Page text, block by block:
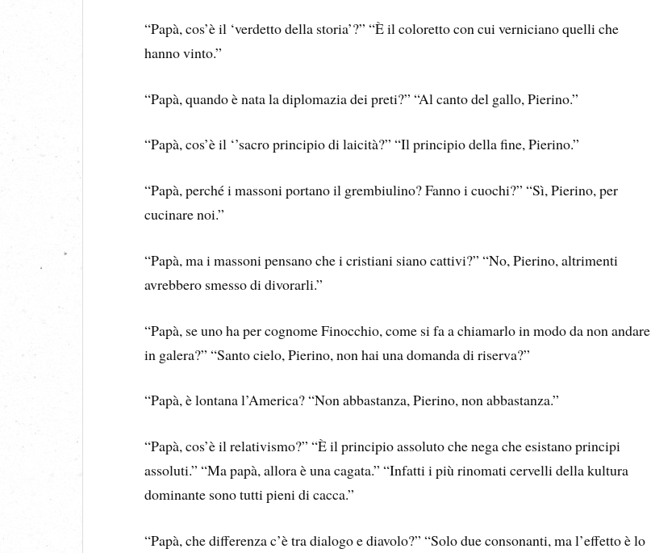
“Papà, cos’è il ‘verdetto della storia’?” “È il coloretto con cui verniciano quelli che
hanno vinto.”
“Papà, quando è nata la diplomazia dei preti?” “Al canto del gallo, Pierino.”
“Papà, cos’è il ‘’sacro principio di laicità?” “Il principio della fine, Pierino.”
“Papà, perché i massoni portano il grembiulino? Fanno i cuochi?” “Sì, Pierino, per
cucinare noi.”
“Papà, ma i massoni pensano che i cristiani siano cattivi?” “No, Pierino, altrimenti
avrebbero smesso di divorarli.”
“Papà, se uno ha per cognome Finocchio, come si fa a chiamarlo in modo da non andare
in galera?” “Santo cielo, Pierino, non hai una domanda di riserva?”
“Papà, è lontana l’America? “Non abbastanza, Pierino, non abbastanza.”
“Papà, cos’è il relativismo?” “È il principio assoluto che nega che esistano principi
assoluti.” “Ma papà, allora è una cagata.” “Infatti i più rinomati cervelli della kultura
dominante sono tutti pieni di cacca.”
“Papà, che differenza c’è tra dialogo e diavolo?” “Solo due consonanti, ma l’effetto è lo